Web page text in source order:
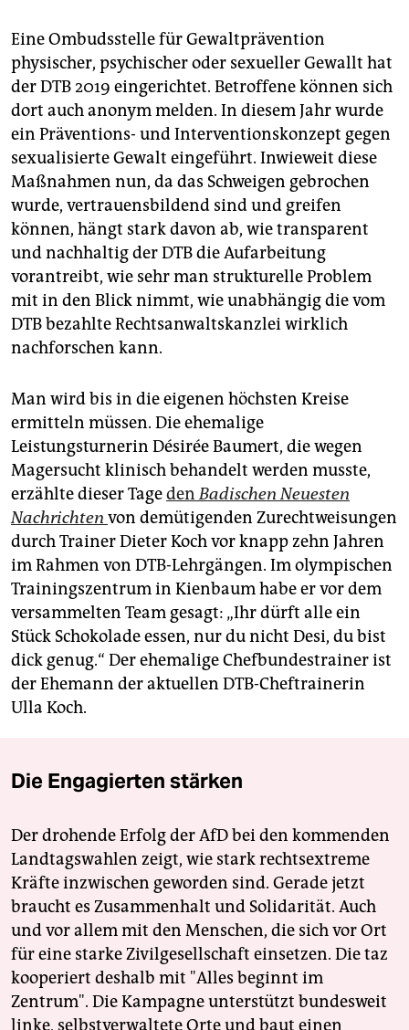
Eine Ombudsstelle für Gewaltprävention
physischer, psychischer oder sexueller Gewallt hat
der DTB 2019 eingerichtet. Betroffene können sich
dort auch anonym melden. In diesem Jahr wurde
ein Präventions- und Interventionskonzept gegen
sexualisierte Gewalt eingeführt. Inwieweit diese
Maßnahmen nun, da das Schweigen gebrochen
wurde, vertrauensbildend sind und greifen
können, hängt stark davon ab, wie transparent
und nachhaltig der DTB die Aufarbeitung
vorantreibt, wie sehr man strukturelle Problem
mit in den Blick nimmt, wie unabhängig die vom
DTB bezahlte Rechtsanwaltskanzlei wirklich
nachforschen kann.
Man wird bis in die eigenen höchsten Kreise
ermitteln müssen. Die ehemalige
Leistungsturnerin Désirée Baumert, die wegen
Magersucht klinisch behandelt werden musste,
erzählte dieser TagedenBadischen Neuesten
Nachrichten von demütigenden Zurechtweisungen
durch Trainer Dieter Koch vor knapp zehn Jahren
im Rahmen von DTB-Lehrgängen. Im olympischen
Trainingszentrum in Kienbaum habe er vor dem
versammelten Team gesagt: „Ihr dürft alle ein
Stück Schokolade essen, nur du nicht Desi, du bist
dick genug.“ Der ehemalige Chefbundestrainer ist
der Ehemann der aktuellen DTB-Cheftrainerin
Ulla Koch.
Die Engagierten stärken
Der drohende Erfolg der AfD bei den kommenden
Landtagswahlen zeigt, wie stark rechtsextreme
Kräfte inzwischen geworden sind. Gerade jetzt
braucht es Zusammenhalt und Solidarität. Auch
und vor allem mit den Menschen, die sich vor Ort
für eine starke Zivilgesellschaft einsetzen. Die taz
kooperiert deshalb mit "Alles beginnt im
Zentrum". Die Kampagne unterstützt bundesweit
linke, selbstverwaltete Orte und baut einen